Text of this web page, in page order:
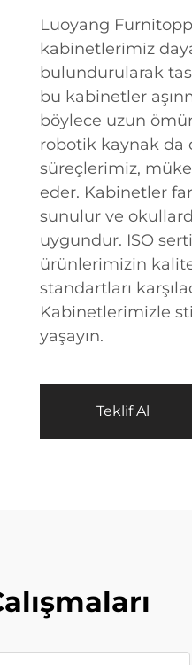
Luoyang
kabinetlerimiz
bulundurularak
bu kabinetler
böylece uzun
robotik kaynak da
süreçlerimiz,
eder. Kabinetler
sunulur ve
uygundur. ISO
ürünlerimizin
standartları
Kabinetlerimizle
yaşayın.
Teklif Al